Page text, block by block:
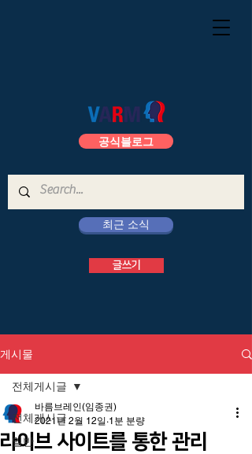
공식블로그
글쓰기
최근 소식
게시물
전체게시글
일반
전체게시글
라이브 사이트를 통한 관리
바름브레인(임종권)
2021년 2월 12일 1분 분량